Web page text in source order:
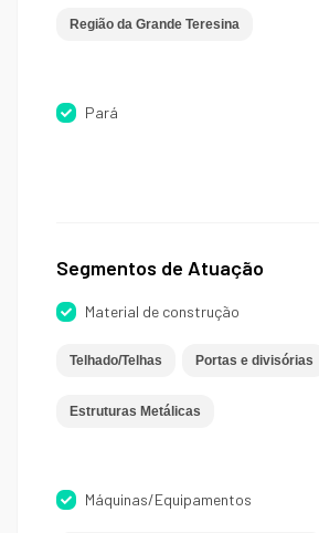
Região da Grande Teresina
Pará
Segmentos de Atuação
Material de construção
Telhado/Telhas Portas e divisórias
Estruturas Metálicas
Máquinas/Equipamentos